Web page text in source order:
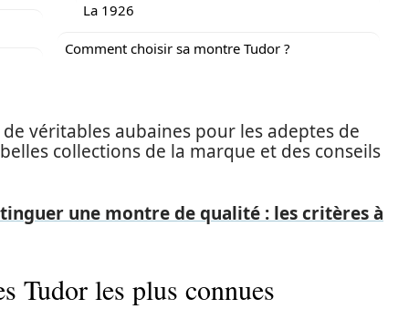
La 1926
Comment choisir sa montre Tudor ?
véritables aubaines pour les adeptes de
collections de la marque et des conseils
une montre de qualité : les critères à
Tudor les plus connues